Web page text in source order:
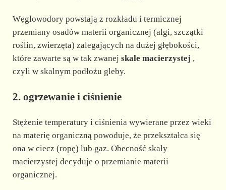
Węglowodory powstają z rozkładu i termicznej
przemiany osadów materii organicznej (algi, szczątki
roślin, zwierzęta) zalegających na dużej głębokości,
które zawarte są w tak zwanej skale macierzystej ,
czyli w skalnym podłożu gleby.
2. ogrzewanie i ciśnienie
Stężenie temperatury i ciśnienia wywierane przez wieki
na materię organiczną powoduje, że przekształca się
ona w ciecz (ropę) lub gaz. Obecność skały
macierzystej decyduje o przemianie materii
organicznej.